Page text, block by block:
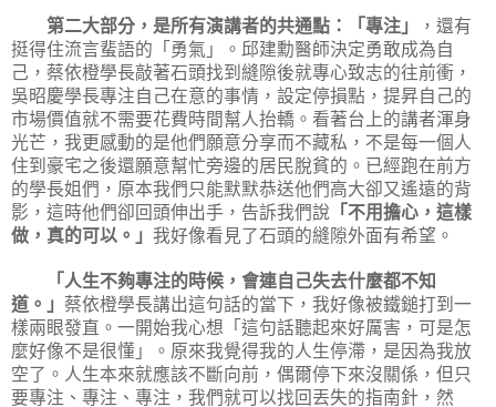
第二大部分，是所有演講者的共通點：「專注」
，還有
挺得住流言蜚語的「勇氣」。邱建勳醫師決定勇敢成為自
己，蔡依橙學長敲著石頭找到縫隙後就專心致志的往前衝，
吳昭慶學長專注自己在意的事情，設定停損點，提昇自己的
市場價值就不需要花費時間幫人抬轎。看著台上的講者渾身
光芒，我更感動的是他們願意分享而不藏私，不是每一個人
住到豪宅之後還願意幫忙旁邊的居民脫貧的。已經跑在前方
的學長姐們，原本我們只能默默恭送他們高大卻又遙遠的背
影，這時他們卻回頭伸出手，告訴我們說 「不用擔心，這樣
做，真的可以。」 我好像看見了石頭的縫隙外面有希望。
「人生不夠專注的時候，會連自己失去什麼都不知
道。」 蔡依橙學長講出這句話的當下，我好像被鐵鎚打到一
樣兩眼發直。一開始我心想「這句話聽起來好厲害，可是怎
麼好像不是很懂」。原來我覺得我的人生停滯，是因為我放
空了。人生本來就應該不斷向前，偶爾停下來沒關係，但只
要專注、專注、專注，我們就可以找回丟失的指南針，然